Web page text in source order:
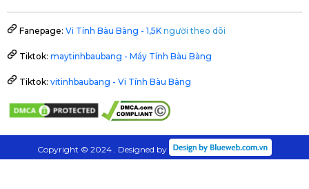
Fanepage: Vi Tính Bàu Bàng - 1,5K người theo dõi
Tiktok: maytinhbaubang - Máy Tính Bàu Bàng
Tiktok: vitinhbaubang - Vi Tính Bàu Bàng
Copyright © 2024 . Designed by